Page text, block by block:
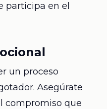
participa en el
un proceso
Asegúrate
compromiso que